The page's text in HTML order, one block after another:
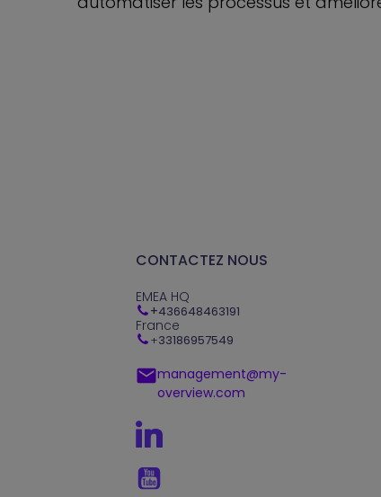
CONTACTEZ NOUS
EMEA HQ
+436648463191
France
+33186957549
management@my-
overview.com